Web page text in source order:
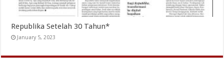
Republika Setelah 30 Tahun*
January 5, 2023